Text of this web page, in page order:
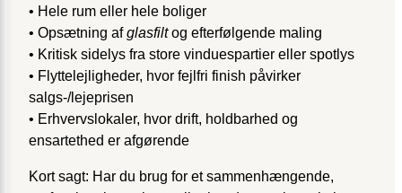
• Hele rum eller hele boliger
• Opsætning afglasfiltog efterfølgende maling
• Kritisk sidelys fra store vinduespartier eller spotlys
• Flyttelejligheder, hvor fejlfri finish påvirker
salgs-/lejeprisen
• Erhvervslokaler, hvor drift, holdbarhed og
ensartethed er afgørende
Kort sagt: Har du brug for et sammenhængende,